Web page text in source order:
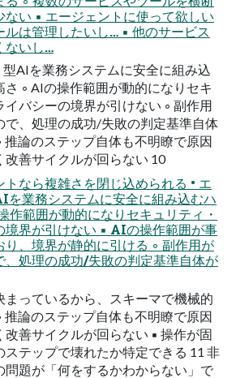
ない ▪ エージェントに使って欲しい
ルは管理したいし… ▪ 他のサービス
ないし…
AIを業務システムに安全に組み込
さ ◦ AIの操作範囲が動的になりセキ
イバシーの境界が引けない ◦ 副作用
で、処理の成功/失敗の判定基準自体
推論のステップ自体も不明瞭で原因
改善サイクルが回らない 10
なら複雑さを閉じ込められる • エ
を業務システムに安全に組み込むハ
作範囲が動的になりセキュリティ・
境界が引けない ▪ AIの操作範囲が事
り、境界が静的に引ける ◦ 副作用が
、処理の成功/失敗の判定基準自体が
まっているから、スキーマで機械的
推論のステップ自体も不明瞭で原因
改善サイクルが回らない ▪ 操作が固
ステップで壊れたか特定できる 11 非
問題が「何をするかわからない」で